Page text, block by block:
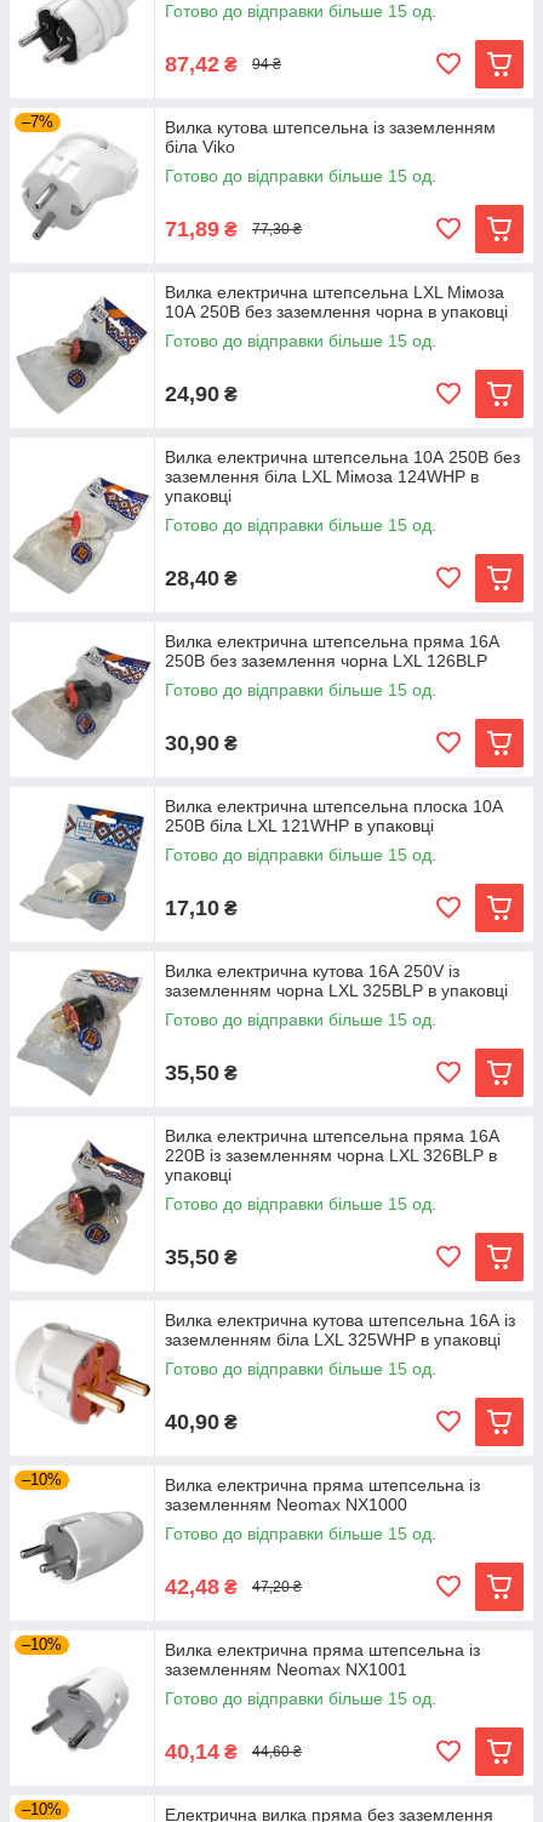
Готово до відправки більше 15 од.
87,42 ₴ 94 ₴
–7%
Вилка кутова штепсельна із заземленням
біла Viko
Готово до відправки більше 15 од.
71,89 ₴ 77,30 ₴
Вилка електрична штепсельна LXL Мімоза
10А 250В без заземлення чорна в упаковці
Готово до відправки більше 15 од.
24,90 ₴
Вилка електрична штепсельна 10А 250В без
заземлення біла LXL Мімоза 124WHP в
упаковці
Готово до відправки більше 15 од.
28,40 ₴
Вилка електрична штепсельна пряма 16А
250В без заземлення чорна LXL 126BLP
Готово до відправки більше 15 од.
30,90 ₴
Вилка електрична штепсельна плоска 10А
250В біла LXL 121WHP в упаковці
Готово до відправки більше 15 од.
17,10 ₴
Вилка електрична кутова 16А 250V із
заземленням чорна LXL 325BLP в упаковці
Готово до відправки більше 15 од.
35,50 ₴
Вилка електрична штепсельна пряма 16А
220В із заземленням чорна LXL 326BLP в
упаковці
Готово до відправки більше 15 од.
35,50 ₴
Вилка електрична кутова штепсельна 16А із
заземленням біла LXL 325WHP в упаковці
Готово до відправки більше 15 од.
40,90 ₴
–10%
Вилка електрична пряма штепсельна із
заземленням Neomax NX1000
Готово до відправки більше 15 од.
42,48 ₴ 47,20 ₴
–10%
Вилка електрична пряма штепсельна із
заземленням Neomax NX1001
Готово до відправки більше 15 од.
40,14 ₴ 44,60 ₴
–10% Електрична вилка пряма без заземлення